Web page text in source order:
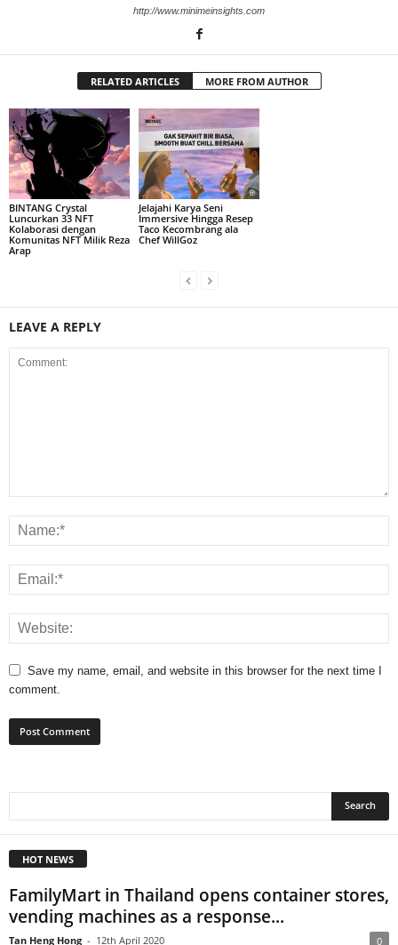
http://www.minimeinsights.com
RELATED ARTICLES MORE FROM AUTHOR
BINTANG Crystal
Luncurkan 33 NFT
Kolaborasi dengan
Komunitas NFT Milik Reza
Arap
Jelajahi Karya Seni
Immersive Hingga Resep
Taco Kecombrang ala
Chef WillGoz
LEAVE A REPLY
Save my name, email, and website in this browser for the next time I
comment.
HOT NEWS
FamilyMart in Thailand opens container stores,
vending machines as a response...
Tan Heng Hong - 12th April 2020 0